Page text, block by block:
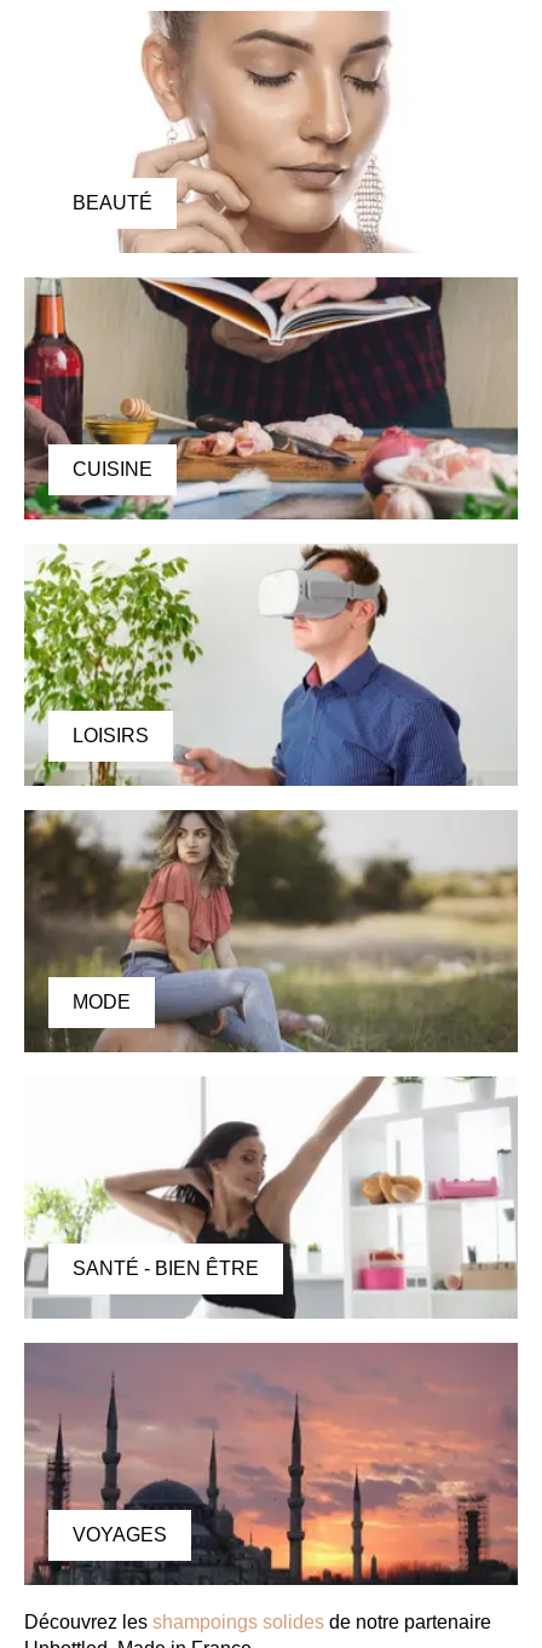
BEAUTÉ
CUISINE
LOISIRS
MODE
SANTÉ - BIEN ÊTRE
VOYAGES
Découvrez les shampoings solides de notre partenaire